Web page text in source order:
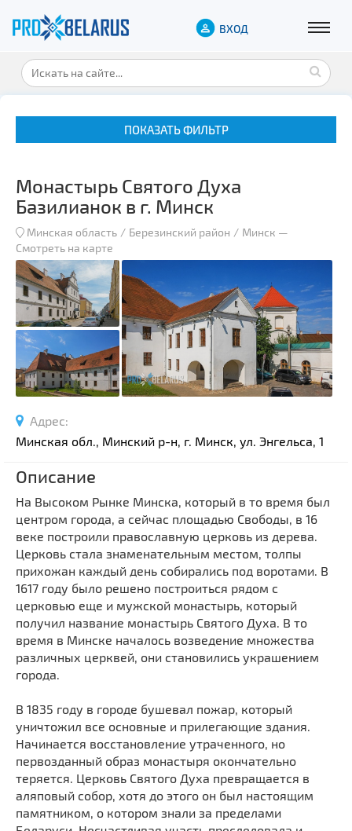
ВХОД
ПОКАЗАТЬ ФИЛЬТР
Музеи
Замки и дворцы
Военная история
Гражданская архитектура
Спортивные сооружения
Производства
Родовые усадьбы
Национальные парки и заказники
Озера и водоемы
Памятники
Памятники археологии
Памятники геодезии
Памятники природы
Памятники известным людям
Церкви
Монастыри
Мечети
Часовни
Кирхи
Кладбище
Выберите область
Выберите район
Выберите населенный пункт
Выберите направление
Монастырь Святого Духа
Базилианок в г. Минск
Минская область Березинский район Минск —
Смотреть на карте
Адрес:
Минская обл., Минский р-н, г. Минск, ул. Энгельса, 1
Описание
На Высоком Рынке Минска, который в то время был
центром города, а сейчас площадью Свободы, в 16
веке построили православную церковь из дерева.
Церковь стала знаменательным местом, толпы
прихожан каждый день собирались под воротами. В
1617 году было решено построиться рядом с
церковью еще и мужской монастырь, который
получил название монастырь Святого Духа. В то
время в Минске началось возведение множества
различных церквей, они становились украшением
города.
В 1835 году в городе бушевал пожар, который
уничтожил все основные и прилегающие здания.
Начинается восстановление утраченного, но
первозданный образ монастыря окончательно
теряется. Церковь Святого Духа превращается в
аляповый собор, хотя до этого он был настоящим
памятником, о котором знали за пределами